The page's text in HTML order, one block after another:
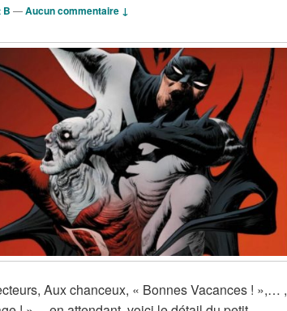
B —Aucun commentaire ↓
Aux chanceux, « Bonnes Vacances ! »,… ,